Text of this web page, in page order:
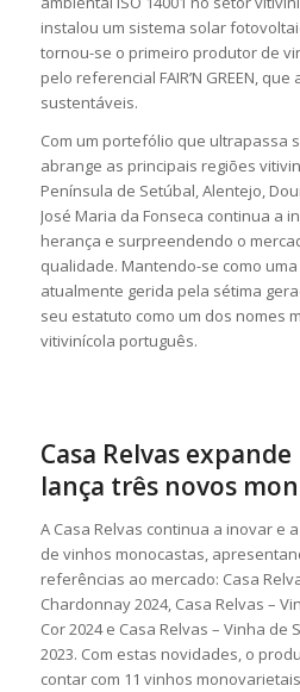
instalou um sistema solar
tornou-se o primeiro produtor de
pelo referencial FAIR’N GREEN,
sustentáveis.
Com um portefólio que ultrapassa
abrange as principais regiões
Península de Setúbal, Alentejo,
José Maria da Fonseca continua a
herança e surpreendendo o
qualidade. Mantendo-se como
atualmente gerida pela sétima
seu estatuto como um dos nomes
vitivinícola português.
Casa Relvas
lança três novos
A Casa Relvas continua a inovar e
de vinhos monocastas,
referências ao mercado: Casa
Chardonnay 2024, Casa Relvas –
Cor 2024 e Casa Relvas – Vinha de
2023. Com estas novidades, o
contar com 11 vinhos